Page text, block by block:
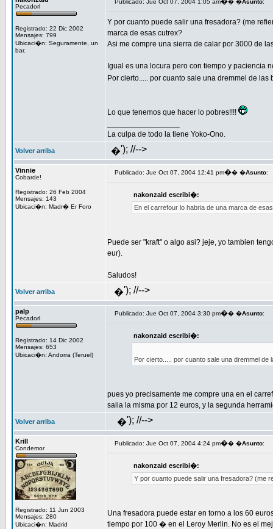
Pecadorl
Registrado: 22 Dic 2002
Mensajes: 799
Ubicaci�n: Seguramente, un
bar.
Publicado: Jue Oct 07, 2004 1:05 am � �Asunto:
Y por cuanto puede salir una fresadora? (me
marca de esas cutrex?
Asi me compre una sierra de calar por 3000 de
Igual es una locura pero con tiempo y paciencia
Por cierto..... por cuanto sale una dremmel de
Lo que tenemos que hacer lo pobres!!!!
La culpa de todo la tiene Yoko-Ono.
Volver arriba �'); //-->
Vinnie
Cobarde!
Registrado: 26 Feb 2004
Mensajes: 143
Ubicaci�n: Madr� Er Foro
Publicado: Jue Oct 07, 2004 12:41 pm�� �Asunto:
nakonzaid escribi�:
En el carrefour lo habria de una marca de
Puede ser "kraft" o algo asi? jeje, yo tambien
eur).
Saludos!
Volver arriba �'); //-->
palp
Pecadorl
Registrado: 14 Dic 2002
Mensajes: 653
Ubicaci�n: Andorra (Teruel)
Publicado: Jue Oct 07, 2004 3:30 pm�� �Asunto:
nakonzaid escribi�:
Por cierto..... por cuanto sale una dremmel
pues yo precisamente me compre una en el
salia la misma por 12 euros, y la segunda
Volver arriba �'); //-->
Krill
Condemor
Registrado: 11 Jun 2003
Mensajes: 280
Ubicaci�n: Madrid
Publicado: Jue Oct 07, 2004 4:24 pm�� �Asunto:
nakonzaid escribi�:
Y por cuanto puede salir una fresadora? (me
Una fresadora puede estar en torno a los 60
tiempo por 100 � en el Leroy Merlin. No es el